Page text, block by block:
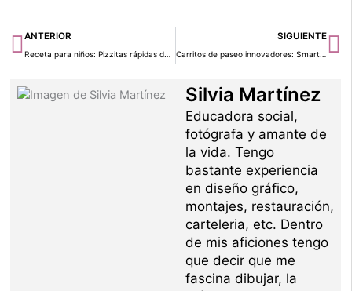
Ant
ANTERIOR
Receta para niños: Pizzitas rápidas de pan
SIGUIENTE
Carritos de paseo innovadores: SmartTrike Deluxe 3 en 1
Silvia Martínez
Educadora social,
fotógrafa y amante de
la vida. Tengo
bastante experiencia
en diseño gráfico,
montajes, restauración,
carteleria, etc. Dentro
de mis aficiones tengo
que decir que me
fascina dibujar, la